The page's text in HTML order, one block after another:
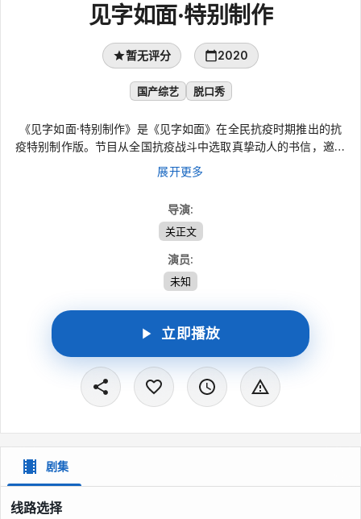
见字如面·特别制作
暂无评分 2020
国产综艺 脱口秀
《见字如面·特别制作》是《见字如面》在全民抗疫时期推出的抗
疫特别制作版。节目从全国抗疫战斗中选取真挚动人的书信，邀请
明星在家中朗读并完成录制。自2月17日起每日中午播出，暂定15
期，以文字和声音抚慰人心、传递力量，鼓舞共同面对困难的斗
展开更多
导演:
关正文
演员:
未知
立即播放
剧集
线路选择